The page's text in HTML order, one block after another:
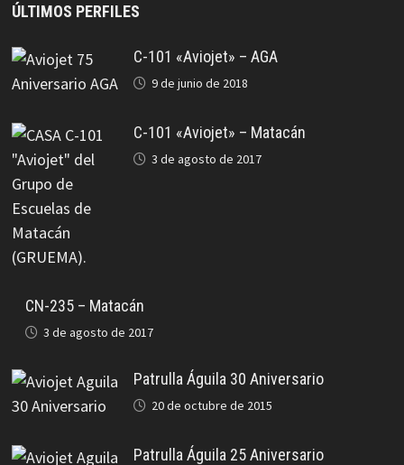
ÚLTIMOS PERFILES
C-101 «Aviojet» – AGA
9 de junio de 2018
C-101 «Aviojet» – Matacán
3 de agosto de 2017
CN-235 – Matacán
3 de agosto de 2017
Patrulla Águila 30 Aniversario
20 de octubre de 2015
Patrulla Águila 25 Aniversario